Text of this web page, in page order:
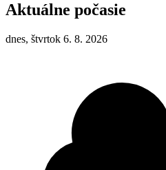
Aktuálne počasie
dnes, štvrtok 6. 8. 2026